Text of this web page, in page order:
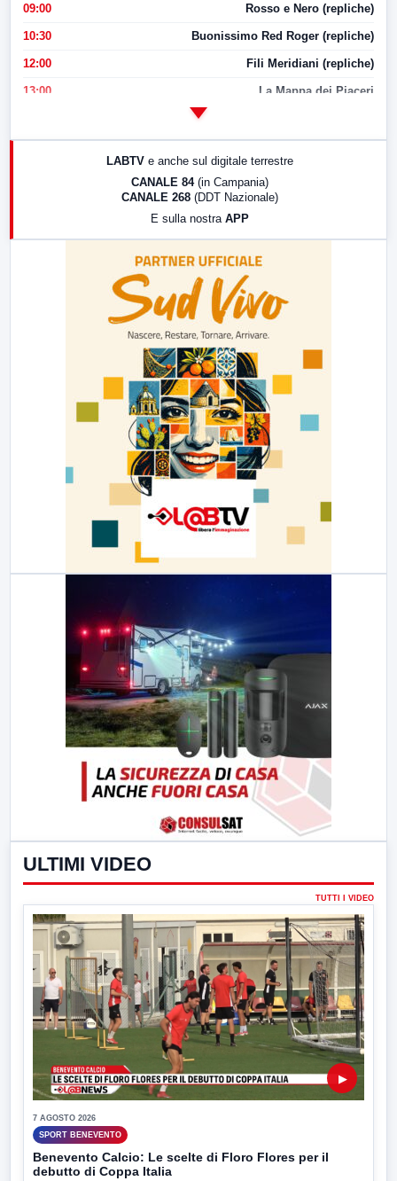
09:00 Rosso e Nero (repliche)
10:30 Buonissimo Red Roger (repliche)
12:00 Fili Meridiani (repliche)
13:00 La Mappa dei Piaceri
17:00 LabNews (replica)
LABTV e anche sul digitale terrestre
CANALE 84 (in Campania)
CANALE 268 (DDT Nazionale)
E sulla nostra APP
ULTIMI VIDEO
TUTTI I VIDEO
▶
7 AGOSTO 2026
SPORT BENEVENTO
Benevento Calcio: Le scelte di Floro Flores per il
debutto di Coppa Italia